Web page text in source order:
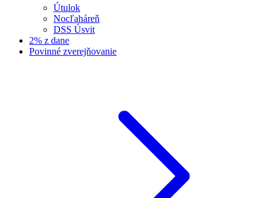
Útulok
Nocľaháreň
DSS Úsvit
2% z dane
Povinné zverejňovanie